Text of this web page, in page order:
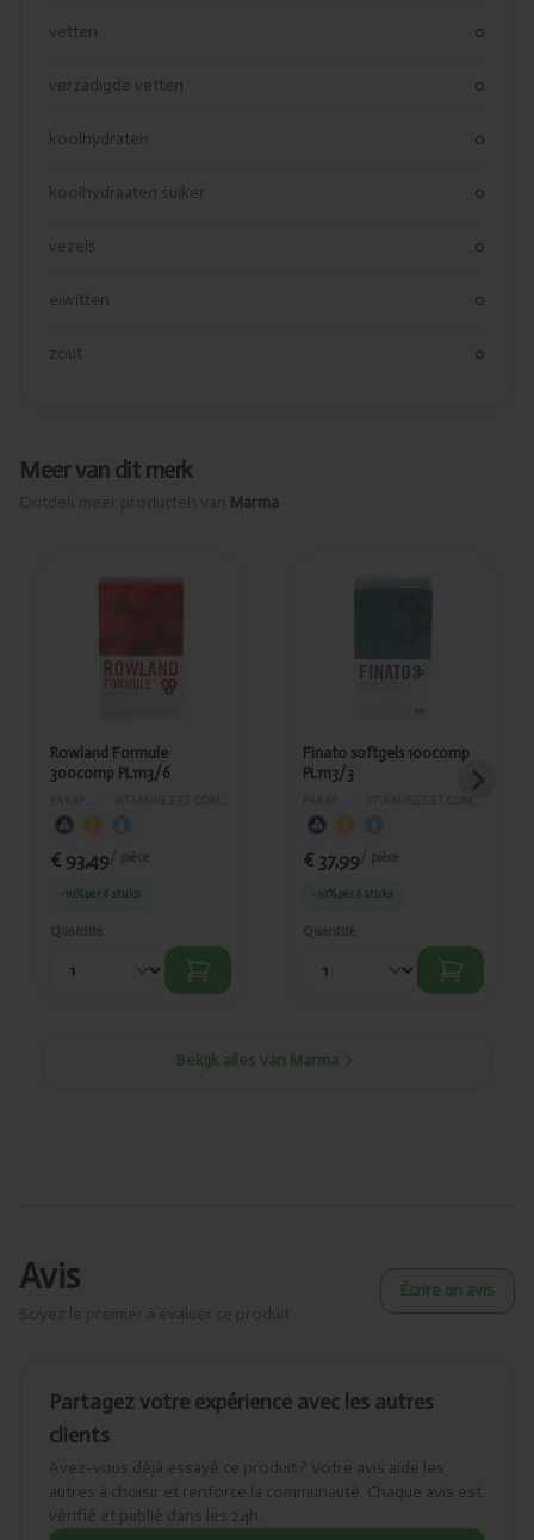
vetten 0
verzadigde vetten 0
koolhydraten 0
koolhydraaten suiker 0
vezels 0
eiwitten 0
zout 0
Meer van dit merk
Ontdek meer producten van Marma
Ajouté
PL1113/6
Rowland Formule
300comp PL1113/6
€ 93,49/ pièce
-10%per 6 stuks
Quantité
Finato softgels 100comp
PL1113/3
€ 37,99/ pièce
-10%per 6 stuks
Quantité
Bekijk alles van Marma
Avis Écrire un avis
Partagez votre expérience avec les autres
clients
Avez-vous déjà essayé ce produit ? Votre avis aide les
autres à choisir et renforce la communauté. Chaque avis est
vérifié et publié dans les 24h.